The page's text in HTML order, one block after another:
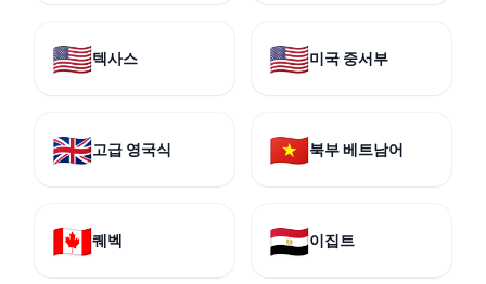
🇺🇸텍사스 🇺🇸미국 중서부
🇬🇧고급 영국식 🇻🇳북부 베트남어
🇨🇦퀘벡 🇪🇬이집트